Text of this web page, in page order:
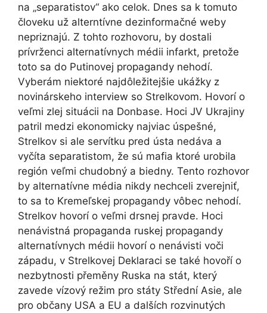
na „separatistov“ ako celok. Dnes sa k tomuto
človeku už alterntívne dezinformačné weby
nepriznajú. Z tohto rozhovoru, by dostali
prívrženci alternatívnych médii infarkt, pretože
toto sa do Putinovej propagandy nehodí.
Vyberám niektoré najdôležitejšie ukážky z
novinárskeho interview so Strelkovom. Hovorí o
veľmi zlej situácii na Donbase. Hoci JV Ukrajiny
patril medzi ekonomicky najviac úspešné,
Strelkov si ale servítku pred ústa nedáva a
vyčíta separatistom, že sú mafia ktoré urobila
región veľmi chudobný a biedny. Tento rozhovor
by alternatívne média nikdy nechceli zverejniť,
to sa to Kremeľskej propagandy vôbec nehodí.
Strelkov hovorí o veľmi drsnej pravde. Hoci
nenávistná propaganda ruskej propagandy
alternatívnych médii hovorí o nenávisti voči
západu, v Strelkovej Deklaraci se také hovoří o
nezbytnosti přeměny Ruska na stát, který
zavede vízový režim pro státy Střední Asie, ale
pro občany USA a EU a dalších rozvinutých